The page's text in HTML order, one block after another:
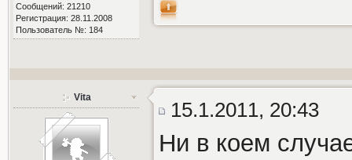
Сообщений: 21210
Регистрация: 28.11.2008
Пользователь №: 184
Vita
15.1.2011, 20:43
Ни в коем